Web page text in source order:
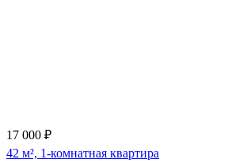
17 000 ₽
42 м², 1-комнатная квартира